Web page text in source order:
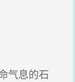
气息的石